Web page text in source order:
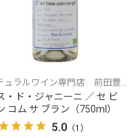
ュラルワイン専門店 前田豐
商店
・ド・ジャニーニ ／ セ ビ
コム サ ブラン（750ml）
5.0（1）